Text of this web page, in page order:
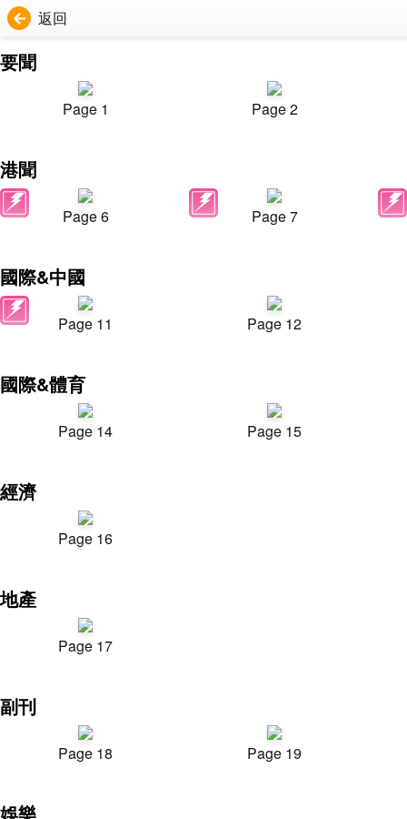
返回
要聞
Page 1 Page 2
港聞
Page 6 Page 7
國際&中國
Page 11 Page 12
國際&體育
Page 14 Page 15
經濟
Page 16
地產
Page 17
副刊
Page 18 Page 19
娛樂